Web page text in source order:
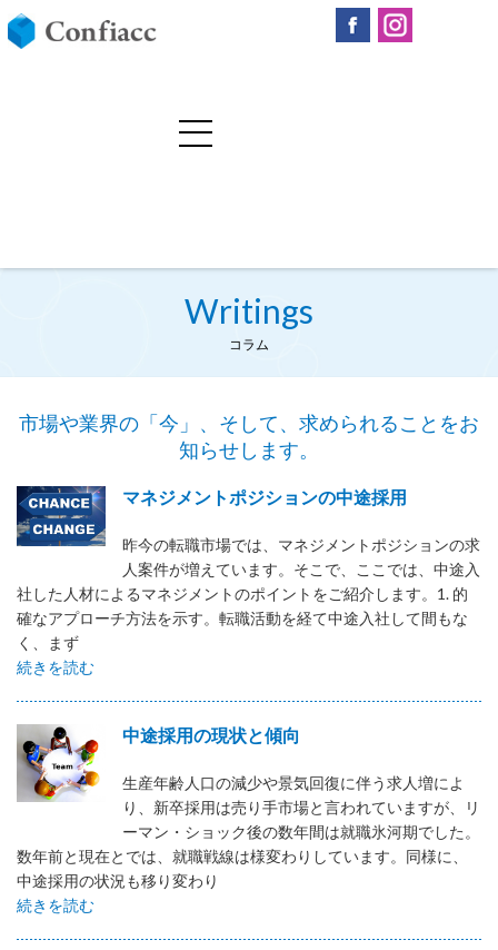
Writings
コラム
市場や業界の「今」、そして、求められることをお
知らせします。
マネジメントポジションの中途採用
昨今の転職市場では、マネジメントポジションの求
人案件が増えています。そこで、ここでは、中途入
社した人材によるマネジメントのポイントをご紹介します。1. 的
確なアプローチ方法を示す。転職活動を経て中途入社して間もな
く、まず
続きを読む
中途採用の現状と傾向
生産年齢人口の減少や景気回復に伴う求人増によ
り、新卒採用は売り手市場と言われていますが、リ
ーマン・ショック後の数年間は就職氷河期でした。
数年前と現在とでは、就職戦線は様変わりしています。同様に、
中途採用の状況も移り変わり
続きを読む